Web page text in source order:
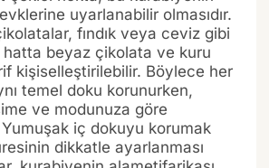
uyarlanabilir olmasıdır.
fındık veya ceviz gibi
hatta beyaz çikolata ve kuru
kişiselleştirilebilir. Böylece her
temel doku korunurken,
ve modunuza göre
iç dokuyu korumak
dikkatle ayarlanması